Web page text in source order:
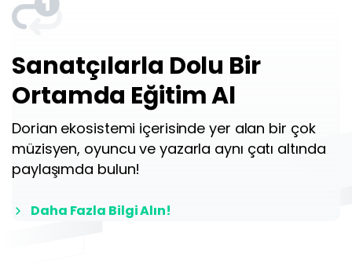
Sanatçılarla Dolu Bir
Ortamda Eğitim Al
Dorian ekosistemi içerisinde yer alan bir çok
müzisyen, oyuncu ve yazarla aynı çatı altında
paylaşımda bulun!
Daha Fazla Bilgi Alın!